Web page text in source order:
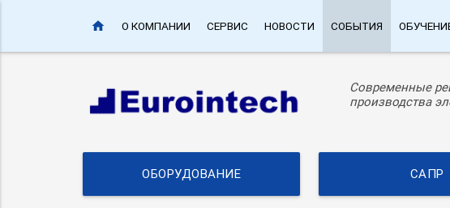
home О КОМПАНИИ СЕРВИС НОВОСТИ СОБЫТИЯ
Современные
производства
ОБОРУДОВАНИЕ САПР